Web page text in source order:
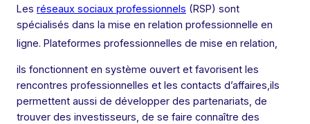
Les réseaux sociaux professionnels (RSP) sont
spécialisés dans la mise en relation professionnelle en
ligne. Plateformes professionnelles de mise en relation,
ils fonctionnent en système ouvert et favorisent les
rencontres professionnelles et les contacts d’affaires,ils
permettent aussi de développer des partenariats, de
trouver des investisseurs, de se faire connaître des